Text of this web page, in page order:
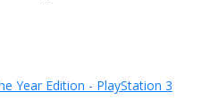
Year Edition - PlayStation 3